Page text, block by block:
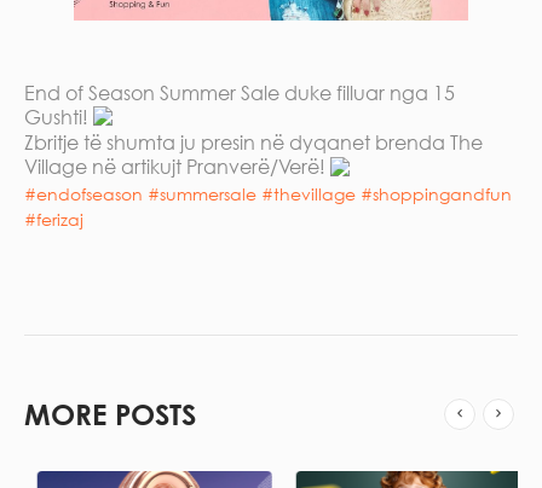
End of Season Summer Sale duke filluar nga 15
Gushti!
Zbritje të shumta ju presin në dyqanet brenda The
Village në artikujt Pranverë/Verë!
#endofseason #summersale #thevillage #shoppingandfun
#ferizaj
MORE POSTS